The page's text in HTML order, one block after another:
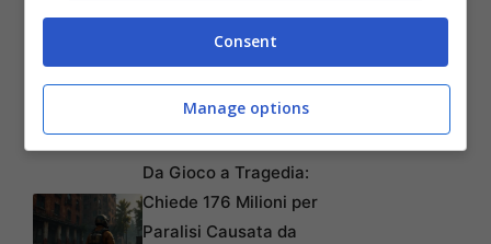
Passo-Passo
Disney+: Tra Piani Gratuiti
TikTok per Contrastare
l’Ascesa di YouTube
Da Gioco a Tragedia:
Chiede 176 Milioni per
Paralisi Causata da
Consent
Manage options